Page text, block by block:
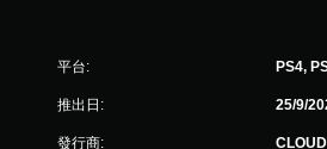
平台: PS4,
推出日: 25/9/
發行商: